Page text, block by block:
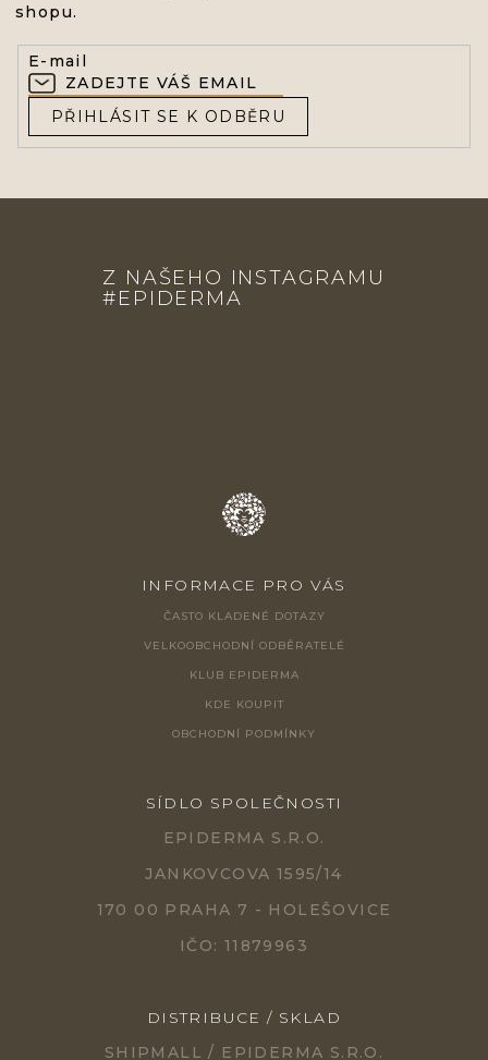
shopu.
E-mail
PŘIHLÁSIT SE K ODBĚRU
Z NAŠEHO INSTAGRAMU
#EPIDERMA
INFORMACE PRO VÁS
ČASTO KLADENÉ DOTAZY
VELKOOBCHODNÍ ODBĚRATELÉ
KLUB EPIDERMA
KDE KOUPIT
OBCHODNÍ PODMÍNKY
SÍDLO SPOLEČNOSTI
EPIDERMA S.R.O.
JANKOVCOVA 1595/14
170 00 PRAHA 7 - HOLEŠOVICE
IČO: 11879963
DISTRIBUCE / SKLAD
SHIPMALL / EPIDERMA S.R.O.